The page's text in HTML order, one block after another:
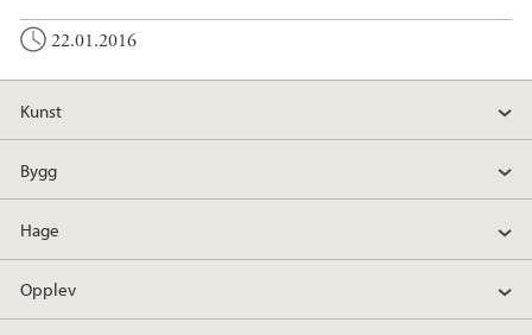
22.01.2016
Kunst
Bygg
Hage
Opplev